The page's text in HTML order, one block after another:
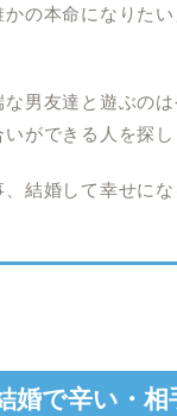
の本命になりたい
男友達と遊ぶの
ができる人を探し
結婚して幸せに
婚で辛い・